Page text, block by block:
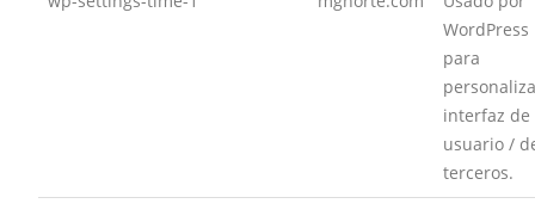
WordPress
para
interfaz de
usuario /
terceros.